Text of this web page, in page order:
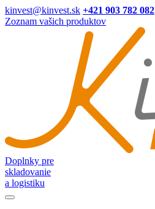
kinvest@kinvest.sk +421 903 782 082
Zoznam vašich produktov
Doplnky pre
skladovanie
a logistiku